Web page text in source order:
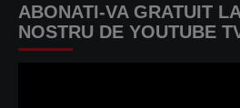
ABONATI-VA GRATUIT
NOSTRU DE YOUTUBE